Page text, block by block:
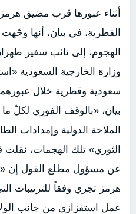
أثناء عبورها قرب مضيق
القطرية، في بيان، أنها
الهجوم، إلى نائب سفير
وزارة الخارجية السعودية
سعودية وقطرية خلال
بيان، «بالوقف الفوري لكلّ
الملاحة الدولية وإمدادات
الثوري» تلك الهجمات، نقلت
عن مسؤول مطلع القول إن
هرمز تجري وفقاً للترتيبات
عمل استفزازي من جانب